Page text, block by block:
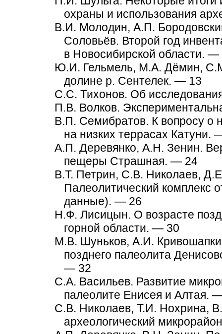
охраны и использования
В.И. Молодин, А.П.
Соловьёв. Второй год
в Новосибирской области. —
Ю.И. Гельмель, М.А. Дёмин,
долине р. Сентелек. — 13
С.С. Тихонов. Об
П.В. Волков.
В.П. Семибратов. К вопросу о
на низких террасах Катуни.
А.П. Деревянко, А.Н. Зенин.
пещеры Страшная. — 24
В.Т. Петрин, С.В. Николаев,
Палеолитический комплекс
данные). — 26
Н.Ф. Лисицын. О возрасте
горной области. — 30
М.В. Шуньков, А.И.
позднего палеолита
— 32
С.А. Васильев. Развитие
палеолите Енисея и Алтая.
С.В. Николаев, Т.И. Нохрина,
археологический